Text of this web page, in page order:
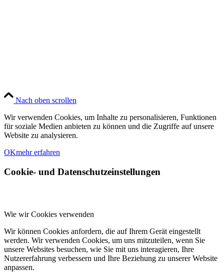
Nach oben scrollen
Wir verwenden Cookies, um Inhalte zu personalisieren, Funktionen
für soziale Medien anbieten zu können und die Zugriffe auf unsere
Website zu analysieren.
OKmehr erfahren
Cookie- und Datenschutzeinstellungen
Wie wir Cookies verwenden
Wir können Cookies anfordern, die auf Ihrem Gerät eingestellt
werden. Wir verwenden Cookies, um uns mitzuteilen, wenn Sie
unsere Websites besuchen, wie Sie mit uns interagieren, Ihre
Nutzererfahrung verbessern und Ihre Beziehung zu unserer Website
anpassen.